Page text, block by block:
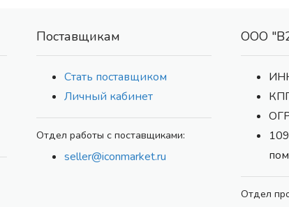
Поставщикам
Стать поставщиком
Личный кабинет
Отдел работы с поставщиками:
seller@iconmarket.ru
ООО
Отдел